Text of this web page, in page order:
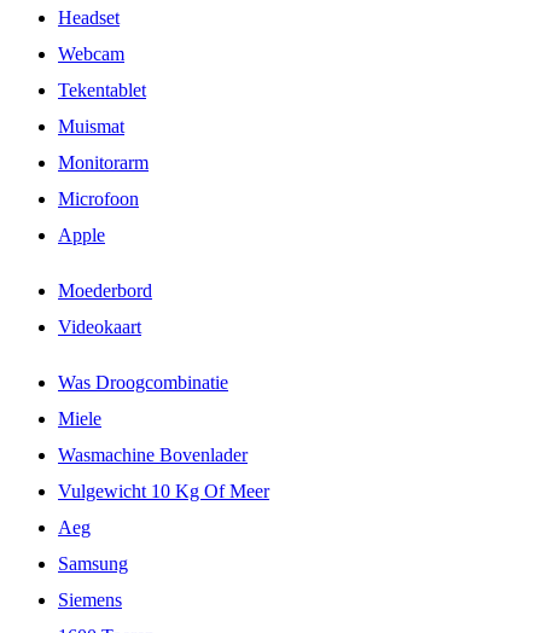
Headset
Webcam
Tekentablet
Muismat
Monitorarm
Microfoon
Apple
Moederbord
Videokaart
Was Droogcombinatie
Miele
Wasmachine Bovenlader
Vulgewicht 10 Kg Of Meer
Aeg
Samsung
Siemens